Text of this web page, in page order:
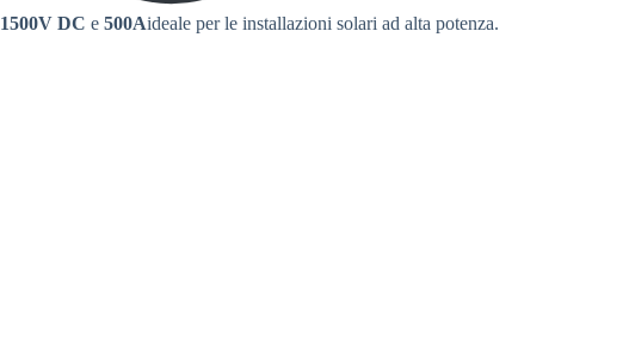
1500V DC e 500Aideale per le installazioni solari ad alta potenza.